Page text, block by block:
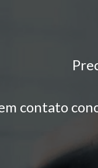
contato